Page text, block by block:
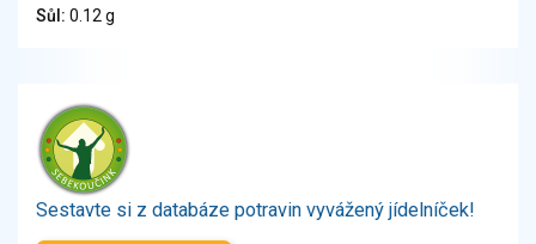
Chléb, pečivo, křehké chleby, pufované výrobky
Ořechy, semena
Zelenina
Brambory, luštěniny, houby
Sladkosti, slané výrobky
Sůl: 0.12 g
Sestavte si z databáze potravin vyvážený jídelníček!